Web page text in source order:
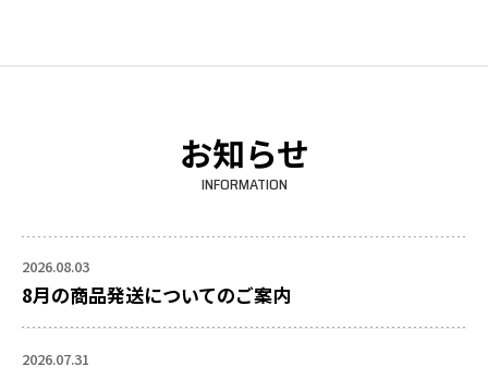
お知らせ
INFORMATION
2026.08.03
8月の商品発送についてのご案内
2026.07.31